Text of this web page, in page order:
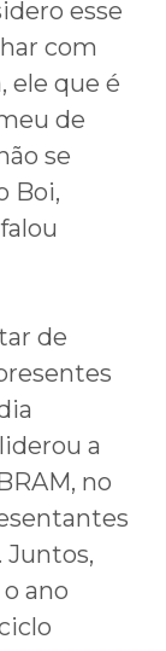
esse
com
ele que é
de
se
Boi,
de
a
no
Juntos,
ano